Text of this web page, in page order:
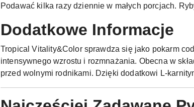
Podawać kilka razy dziennie w małych porcjach.
Dodatkowe Informacje
Tropical Vitality&Color sprawdza się jako pokarm
intensywnego wzrostu i rozmnażania. Obecna w
przed wolnymi rodnikami. Dzięki dodatkowi L-